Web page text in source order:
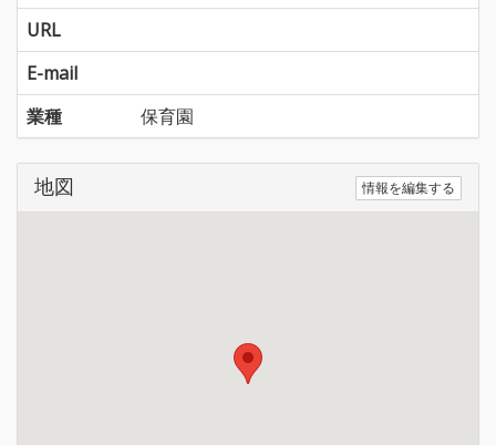
URL
E-mail
業種
保育園
地図 情報を編集する